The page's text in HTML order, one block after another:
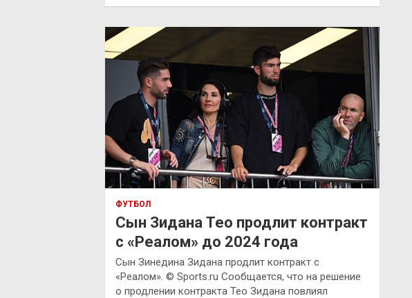
ФУТБОЛ
Сын Зидана Тео продлит контракт
с «Реалом» до 2024 года
Сын Зинедина Зидана продлит контракт с
«Реалом». © Sports.ru Сообщается, что на решение
о продлении контракта Тео Зидана повлиял